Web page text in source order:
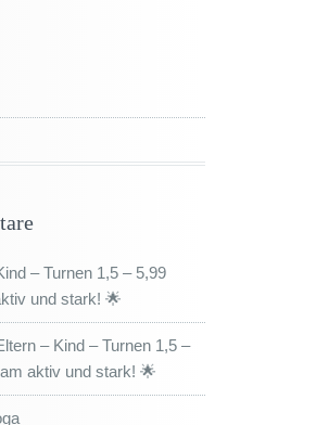
– Turnen 1,5 – 5,99
und stark! 🌟
– Kind – Turnen 1,5 –
aktiv und stark! 🌟